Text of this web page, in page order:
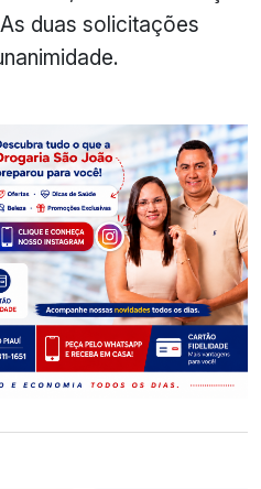
duas solicitações